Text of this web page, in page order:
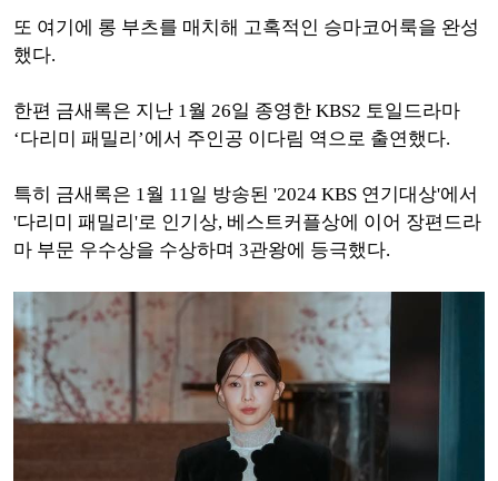
또 여기에 롱 부츠를 매치해 고혹적인 승마코어룩을 완성
했다.
한편 금새록은 지난 1월 26일 종영한 KBS2 토일드라마
‘다리미 패밀리’에서 주인공 이다림 역으로 출연했다.
특히 금새록은 1월 11일 방송된 '2024 KBS 연기대상'에서
'다리미 패밀리'로 인기상, 베스트커플상에 이어 장편드라
마 부문 우수상을 수상하며 3관왕에 등극했다.